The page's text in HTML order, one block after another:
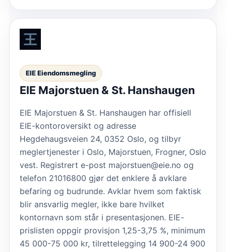
EIE Eiendomsmegling
EIE Majorstuen & St. Hanshaugen
EIE Majorstuen & St. Hanshaugen har offisiell
EIE-kontoroversikt og adresse
Hegdehaugsveien 24, 0352 Oslo, og tilbyr
meglertjenester i Oslo, Majorstuen, Frogner, Oslo
vest. Registrert e-post majorstuen@eie.no og
telefon 21016800 gjør det enklere å avklare
befaring og budrunde. Avklar hvem som faktisk
blir ansvarlig megler, ikke bare hvilket
kontornavn som står i presentasjonen. EIE-
prislisten oppgir provisjon 1,25-3,75 %, minimum
45 000-75 000 kr, tilrettelegging 14 900-24 900